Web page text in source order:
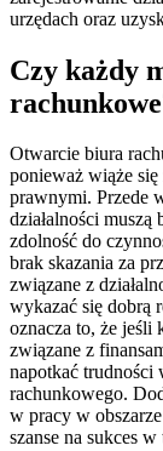
urzędach oraz
Czy każdy
Otwarcie biura
ponieważ wiąże
prawnymi. Przede
działalności muszą
zdolność do
brak skazania za
związane z
wykazać się dobrą
oznacza to, że jeśli
związane z
napotkać trudności
rachunkowego.
w pracy w
szanse na sukces w